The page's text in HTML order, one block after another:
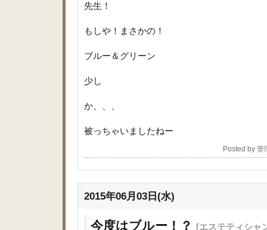
先生！
もしや！まさかの！
ブルー＆グリーン
少し
か、、、
被っちゃいましたねー
Posted by
2015年06月03日(水)
今度はブルー！？ [エステティシャ